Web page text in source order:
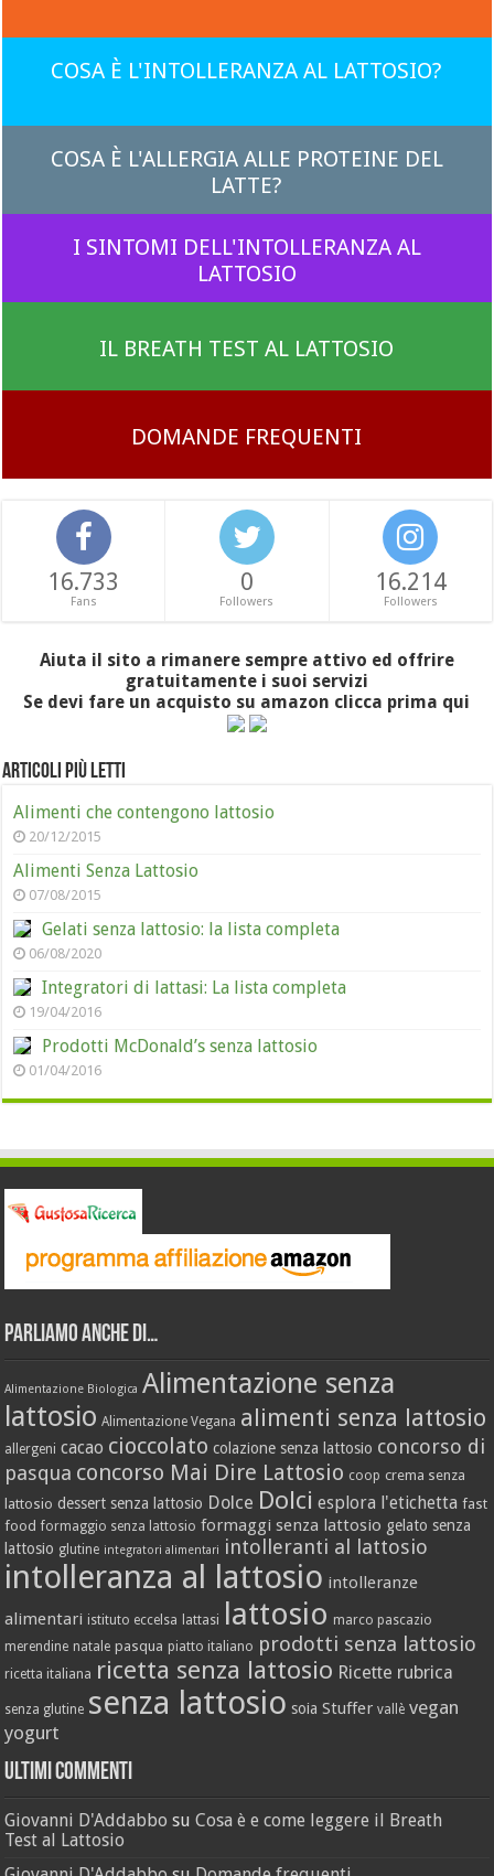
COSA È L'INTOLLERANZA AL LATTOSIO?
COSA È L'ALLERGIA ALLE PROTEINE DEL
LATTE?
I SINTOMI DELL'INTOLLERANZA AL
LATTOSIO
IL BREATH TEST AL LATTOSIO
DOMANDE FREQUENTI
16.733
Fans
0
Followers
16.214
Followers
Aiuta il sito a rimanere sempre attivo ed offrire
gratuitamente i suoi servizi
Se devi fare un acquisto su amazon clicca prima qui
Articoli più letti
Alimenti che contengono lattosio
20/12/2015
Alimenti Senza Lattosio
07/08/2015
Gelati senza lattosio: la lista completa
06/08/2020
Integratori di lattasi: La lista completa
19/04/2016
Prodotti McDonald’s senza lattosio
01/04/2016
Parliamo anche di…
Alimentazione Biologica Alimentazione senza
lattosio Alimentazione Vegana alimenti senza lattosio
allergeni cacao cioccolato colazione senza lattosio concorso di
pasqua concorso Mai Dire Lattosio coop crema senza
lattosio dessert senza lattosio Dolce Dolci esplora l'etichetta fast
food formaggio senza lattosio formaggi senza lattosio gelato senza
lattosio glutine integratori alimentari intolleranti al lattosio
intolleranza al lattosio intolleranze
alimentari istituto eccelsa lattasi lattosio marco pascazio
merendine natale pasqua piatto italiano prodotti senza lattosio
ricetta italiana ricetta senza lattosio Ricette rubrica
senza glutine senza lattosio soia Stuffer vallè vegan
yogurt
Ultimi Commenti
Giovanni D'Addabbo suCosa è e come leggere il Breath
Test al Lattosio